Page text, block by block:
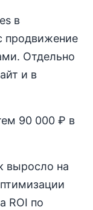
в
продвижение
Отдельно
и в
90 000 ₽ в
выросло на
ROI по